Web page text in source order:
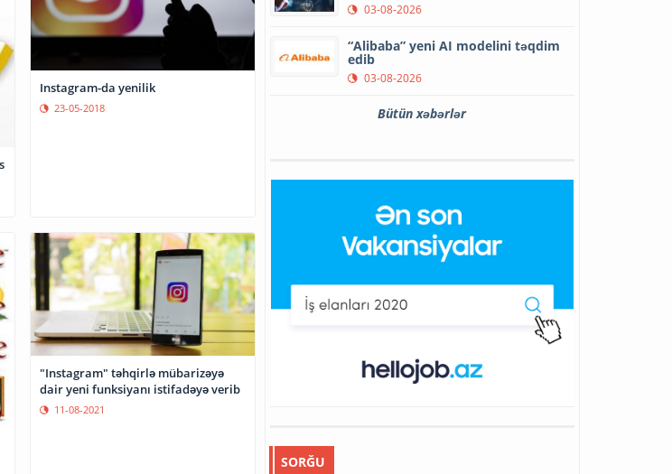
Instagram-da yenilik
23-05-2018
"Instagram" təhqirlə mübarizəyə
dair yeni funksiyanı istifadəyə verib
11-08-2021
03-08-2026
“Alibaba” yeni AI modelini təqdim
edib
03-08-2026
Bütün xəbərlər
SORĞU